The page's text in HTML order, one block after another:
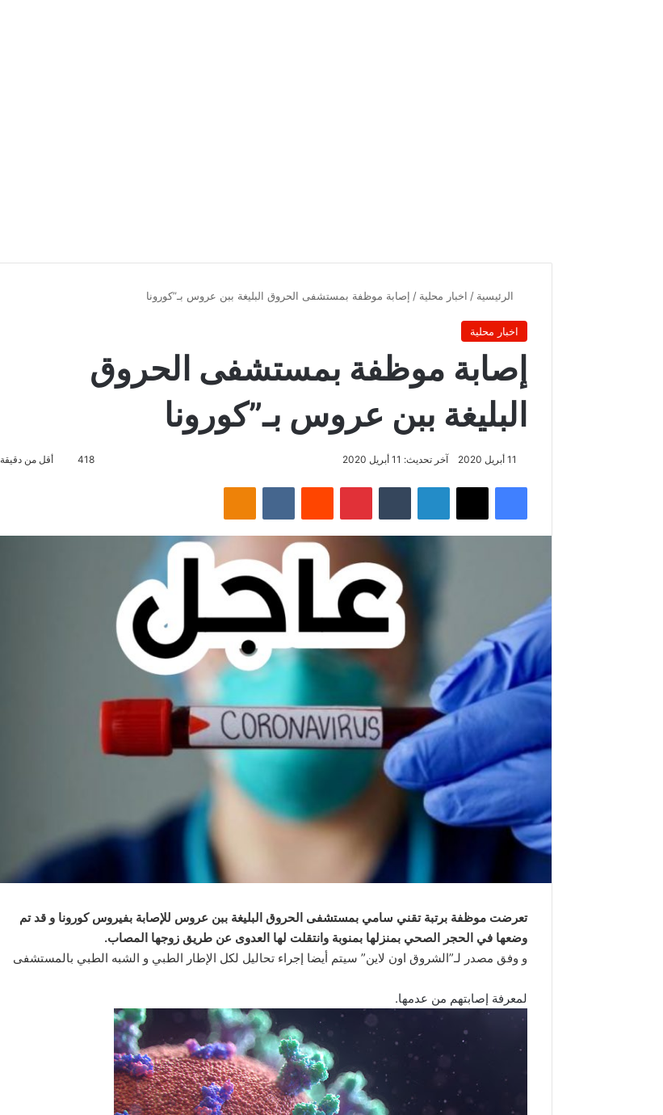
الرئيسية / اخبار محلية / إصابة موظفة بمستشفى الحروق البليغة ببن عروس بـ”كورونا
اخبار محلية
إصابة موظفة بمستشفى الحروق
البليغة ببن عروس بـ”كورونا
11 أبريل 2020 آخر تحديث: 11 أبريل 2020 418 أقل من دقيقة
فيسبوك لينكدإن بينتيريست
تعرضت موظفة برتبة تقني سامي بمستشفى الحروق البليغة ببن عروس للإصابة بفيروس كورونا و قد تم
وضعها في الحجر الصحي بمنزلها بمنوبة وانتقلت لها العدوى عن طريق زوجها المصاب.
و وفق مصدر لـ”الشروق اون لاين” سيتم أيضا إجراء تحاليل لكل الإطار الطبي و الشبه الطبي بالمستشفى
لمعرفة إصابتهم من عدمها.